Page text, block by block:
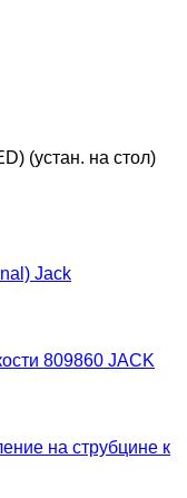
(устан. на стол)
Jack
809860 JACK
на струбцине к